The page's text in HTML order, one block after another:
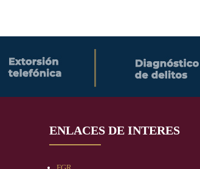
ENLACES DE INTERES